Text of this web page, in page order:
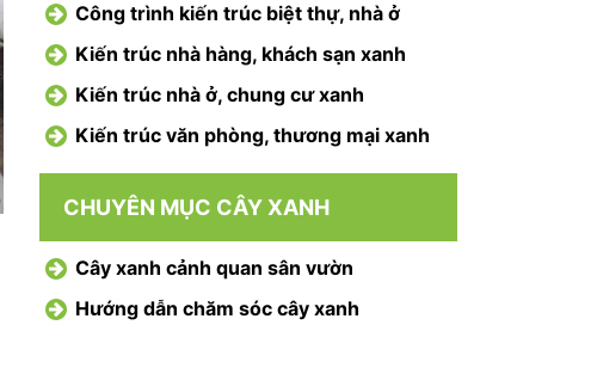
Công trình kiến trúc biệt thự, nhà ở
Kiến trúc nhà hàng, khách sạn xanh
Kiến trúc nhà ở, chung cư xanh
Kiến trúc văn phòng, thương mại xanh
CHUYÊN MỤC CÂY XANH
Cây xanh cảnh quan sân vườn
Hướng dẫn chăm sóc cây xanh